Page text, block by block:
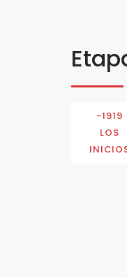
-1919
LOS